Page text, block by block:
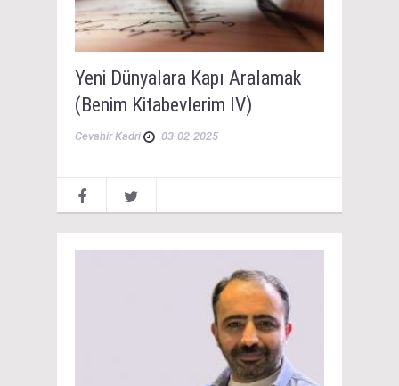
Yeni Dünyalara Kapı Aralamak
(Benim Kitabevlerim IV)
Cevahir Kadri 03-02-2025